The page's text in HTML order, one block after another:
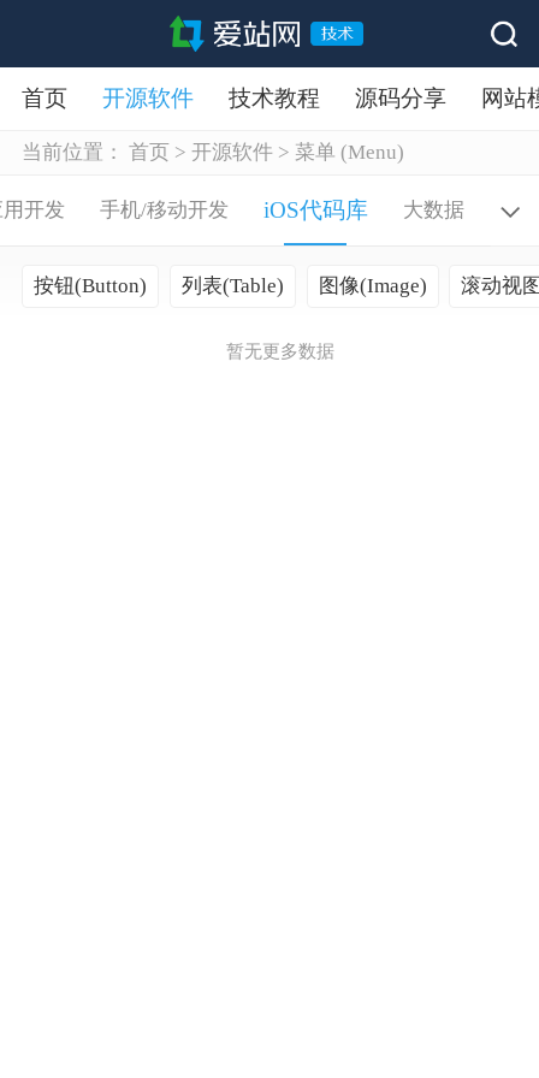
首页 开源软件 技术教程 源码分享 网站
当前位置： 首页 > 开源软件 > 菜单 (Menu)
用开发 手机/移动开发 iOS代码库 大数据
按钮(Button) 列表(Table) 图像(Image) 滚动视
暂无更多数据